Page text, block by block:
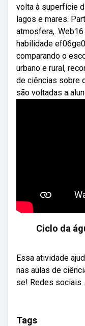
volta à superfície
lagos e mares.
atmosfera,.
habilidade
comparando o
urbano e rural,
de ciências sobre
são voltadas a
Ciclo da
Essa atividade
nas aulas de
se! Redes sociais
Tags